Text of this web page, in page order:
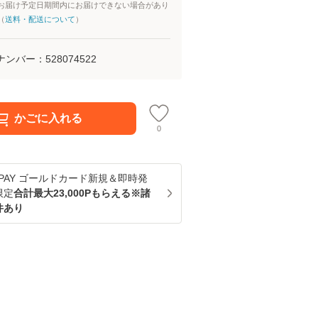
届け予定日期間内にお届けできない場合があり
送料・配送について ）
ンバー： 528074522
かごに入れる
0
ゴールドカード新規＆即時発
定合計最大23,000Pもらえる※諸
あり